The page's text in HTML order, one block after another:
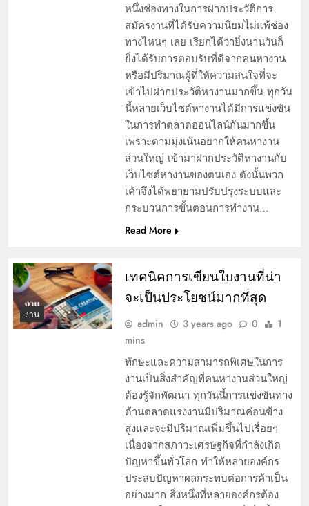
หนึ่งช่องทางในการฝากประวัติการ
สมัครงานที่ได้รับความนิยมไม่แพ้ช่อง
ทางไหนๆ เลย เรียกได้ว่ายิ่งนานวันก็
ยิ่งได้รับการตอบรับที่ดีจากคนหางาน
หรือมีปริมาณผู้ที่ให้ความสนใจที่จะ
เข้าไปฝากประวัติหางานมากขึ้น ทุกวัน
นี้หลายเว็บไซต์หางานได้มีการแข่งขัน
ในการทำตลาดออนไลน์กันมากขึ้น
เพราะตามมุ่งเน้นอยากให้คนหางาน
ส่วนใหญ่ เข้ามาฝากประวัติหางานกับ
เว็บไซต์หางานของตนเอง ดังนั้นพวก
เค้าจึงได้พยายามปรับปรุงระบบและ
กระบวนการขั้นตอนการทำงาน…
Read More
งาน
เทคนิคการเขียนใบงานที่น่า
จะเป็นประโยชน์มากที่สุด
admin 3 years ago 0
1
mins
ทักษะและความสามารถพิเศษในการ
งานเป็นสิ่งสำคัญที่คนหางานส่วนใหญ่
ต้องรู้จักพัฒนา ทุกวันนี้การแข่งขันทาง
ด้านตลาดแรงงานมีปริมาณค่อนข้าง
สูงและจะมีปริมาณเพิ่มขึ้นไปเรื่อยๆ
เนื่องจากสภาวะเศรษฐกิจที่กำลังเกิด
ปัญหาขึ้นทั่วโลก ทำให้หลายองค์กร
ประสบปัญหาผลกระทบต่อการค้าเป็น
อย่างมาก สิ่งหนึ่งที่หลายองค์กรต้อง